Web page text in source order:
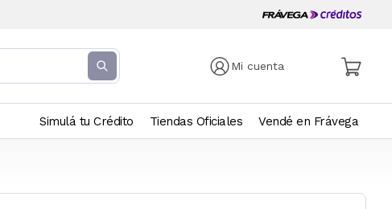
Mi cuenta
Simulá tu Crédito Tiendas Oficiales Vendé en Frávega